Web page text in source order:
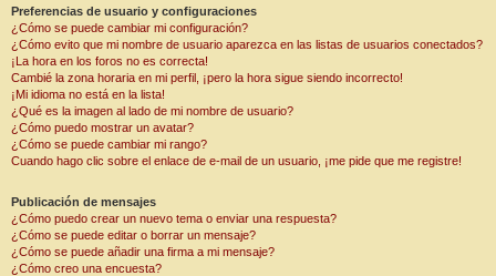
Preferencias de usuario y configuraciones
¿Cómo se puede cambiar mi configuración?
¿Cómo evito que mi nombre de usuario aparezca en las listas de usuarios conectados?
¡La hora en los foros no es correcta!
Cambié la zona horaria en mi perfil, ¡pero la hora sigue siendo incorrecto!
¡Mi idioma no está en la lista!
¿Qué es la imagen al lado de mi nombre de usuario?
¿Cómo puedo mostrar un avatar?
¿Cómo se puede cambiar mi rango?
Cuando hago clic sobre el enlace de e-mail de un usuario, ¡me pide que me registre!
Publicación de mensajes
¿Cómo puedo crear un nuevo tema o enviar una respuesta?
¿Cómo se puede editar o borrar un mensaje?
¿Cómo se puede añadir una firma a mi mensaje?
¿Cómo creo una encuesta?